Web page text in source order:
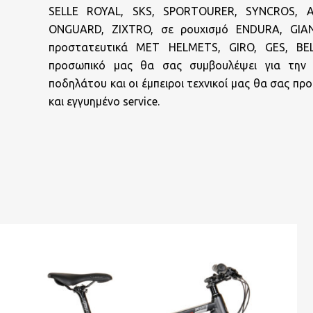
SELLE ROYAL, SKS, SPORTOURER, SYNCROS,
ONGUARD, ZIXTRO, σε ρουχισμό ENDURA,
προστατευτικά MET HELMETS, GIRO, GES,
προσωπικό μας θα σας συμβουλέψει για
ποδηλάτου και οι έμπειροι τεχνικοί μας θα σας
και εγγυημένο service.